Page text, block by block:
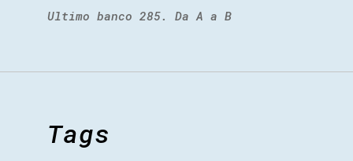
Ultimo banco 285. Da A a B
Tags